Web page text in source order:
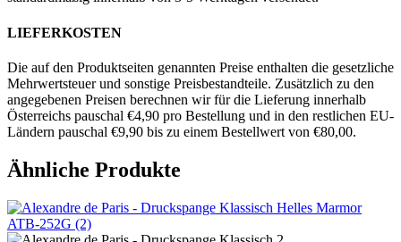
LIEFERKOSTEN
Die auf den Produktseiten genannten Preise enthalten die gesetzliche
Mehrwertsteuer und sonstige Preisbestandteile. Zusätzlich zu den
angegebenen Preisen berechnen wir für die Lieferung innerhalb
Österreichs pauschal €4,90 pro Bestellung und in den restlichen EU-
Ländern pauschal €9,90 bis zu einem Bestellwert von €80,00.
Ähnliche Produkte